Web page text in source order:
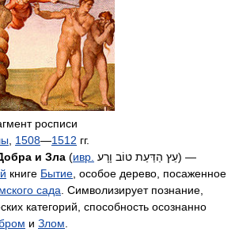
росписи
, 1508—1512 гг.
и Зла (ивр. עֵץ הַדַּעַת טוֹב וָרָע‎) —
книге Бытие, особое дерево, посаженное
сада. Символизирует познание,
категорий, способность осознанно
и Злом.